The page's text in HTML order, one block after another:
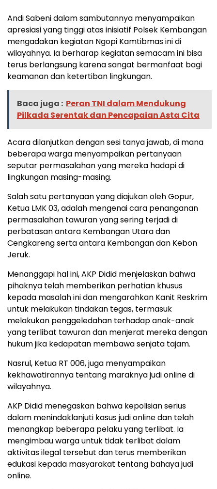
Andi Sabeni dalam sambutannya menyampaikan
apresiasi yang tinggi atas inisiatif Polsek Kembangan
mengadakan kegiatan Ngopi Kamtibmas ini di
wilayahnya. Ia berharap kegiatan semacam ini bisa
terus berlangsung karena sangat bermanfaat bagi
keamanan dan ketertiban lingkungan.
Baca juga : Peran TNI dalam Mendukung
Pilkada Serentak dan Pencapaian Asta Cita
Acara dilanjutkan dengan sesi tanya jawab, di mana
beberapa warga menyampaikan pertanyaan
seputar permasalahan yang mereka hadapi di
lingkungan masing-masing.
Salah satu pertanyaan yang diajukan oleh Gopur,
Ketua LMK 03, adalah mengenai cara penanganan
permasalahan tawuran yang sering terjadi di
perbatasan antara Kembangan Utara dan
Cengkareng serta antara Kembangan dan Kebon
Jeruk.
Menanggapi hal ini, AKP Didid menjelaskan bahwa
pihaknya telah memberikan perhatian khusus
kepada masalah ini dan mengarahkan Kanit Reskrim
untuk melakukan tindakan tegas, termasuk
melakukan penggeledahan terhadap anak-anak
yang terlibat tawuran dan menjerat mereka dengan
hukum jika kedapatan membawa senjata tajam.
Nasrul, Ketua RT 006, juga menyampaikan
kekhawatirannya tentang maraknya judi online di
wilayahnya.
AKP Didid menegaskan bahwa kepolisian serius
dalam menindaklanjuti kasus judi online dan telah
menangkap beberapa pelaku yang terlibat. Ia
mengimbau warga untuk tidak terlibat dalam
aktivitas ilegal tersebut dan terus memberikan
edukasi kepada masyarakat tentang bahaya judi
online.